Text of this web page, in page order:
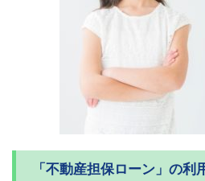
「不動産担保ローン」の